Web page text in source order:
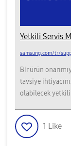
Yetkili Servis
samsung.com/tr/
Bir ürün
tavsiye
olabilecek
1 Like